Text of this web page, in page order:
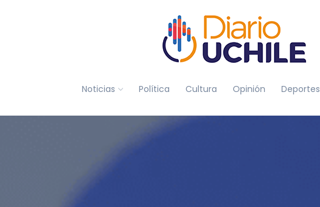
Noticias Política Cultura Opinión Deportes